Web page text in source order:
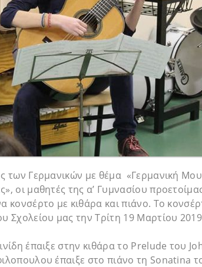
των Γερμανικών με θέμα «Γερμανική
οι μαθητές της α’ Γυμνασίου
κονσέρτο με κιθάρα και πιάνο. Το
Σχολείου μας την Τρίτη 19 Μαρτίου
έπαιξε στην κιθάρα το Prelude του
έπαιξε στο πιάνο τη Sonatina